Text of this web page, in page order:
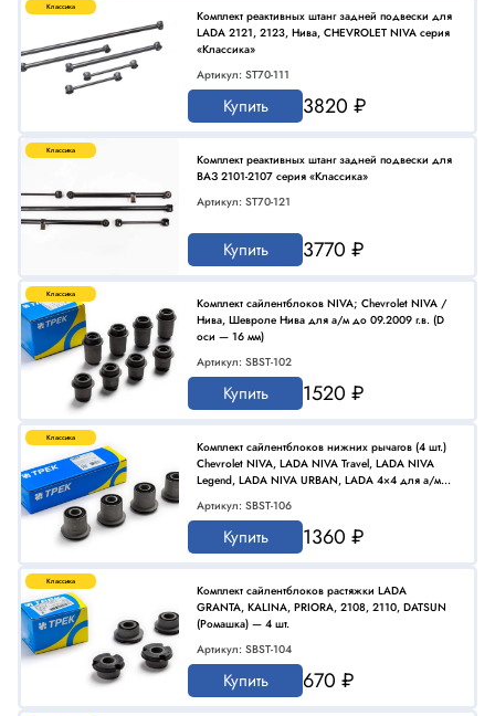
Классика
Комплект реактивных штанг задней подвески для
LADA 2121, 2123, Нива, CHEVROLET NIVA серия
«Классика»
Артикул: ST70-111
Купить 3820 ₽
Классика
Комплект реактивных штанг задней подвески для
ВАЗ 2101-2107 серия «Классика»
Артикул: ST70-121
Купить 3770 ₽
Классика
Комплект сайлентблоков NIVA; Chevrolet NIVA /
Нива, Шевроле Нива для а/м до 09.2009 г.в. (D
оси — 16 мм)
Артикул: SBST-102
Купить 1520 ₽
Классика
Комплект сайлентблоков нижних рычагов (4 шт.)
Chevrolet NIVA, LADA NIVA Travel, LADA NIVA
Legend, LADA NIVA URBAN, LADA 4×4 для а/м
Артикул: SBST-106
Купить 1360 ₽
Классика
Комплект сайлентблоков растяжки LADA
GRANTA, KALINA, PRIORA, 2108, 2110, DATSUN
(Ромашка) — 4 шт.
Артикул: SBST-104
Купить 670 ₽